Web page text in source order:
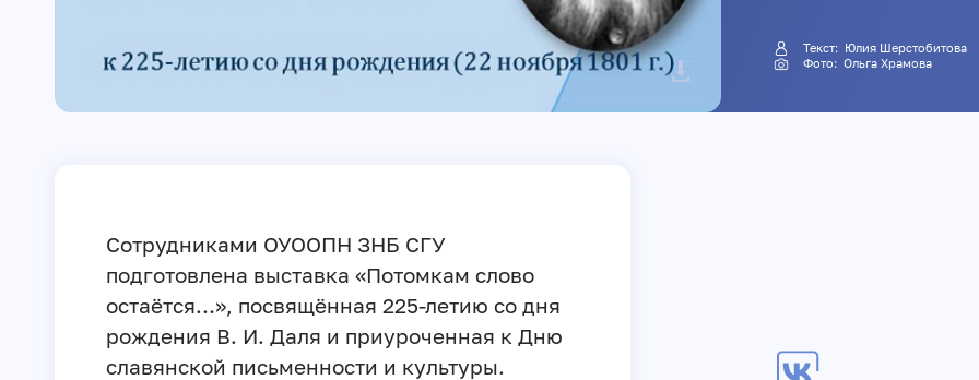
Текст: Юлия Шерстобитова
Фото:
Ольга Храмова
Сотрудниками ОУООПН ЗНБ СГУ
подготовлена выставка «Потомкам слово
остаётся…», посвящённая 225-летию со дня
рождения В. И. Даля и приуроченная к Дню
славянской письменности и культуры.